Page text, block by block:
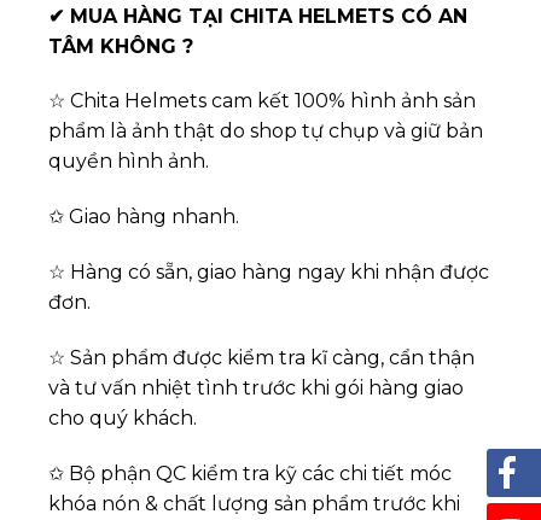
✔ MUA HÀNG TẠI CHITA HELMETS CÓ AN
TÂM KHÔNG ?
☆ Chita Helmets cam kết 100% hình ảnh sản
phẩm là ảnh thật do shop tự chụp và giữ bản
quyền hình ảnh.
✩ Giao hàng nhanh.
☆ Hàng có sẵn, giao hàng ngay khi nhận được
đơn.
☆ Sản phẩm được kiểm tra kĩ càng, cẩn thận
và tư vấn nhiệt tình trước khi gói hàng giao
cho quý khách.
✩ Bộ phận QC kiểm tra kỹ các chi tiết móc
khóa nón & chất lượng sản phẩm trước khi